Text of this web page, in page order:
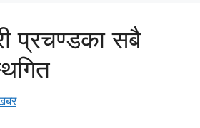
प्रचण्डका सबै